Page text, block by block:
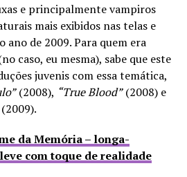
e principalmente vampiros
mais exibidos nas telas e
de 2009. Para quem era
caso, eu mesma), sabe que este
juvenis com essa temática,
(2008), “True Blood”(2008) e
da Memória – longa-
com toque de realidade